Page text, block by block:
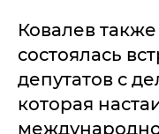
Ковалев
состоялась
депутатов с
которая